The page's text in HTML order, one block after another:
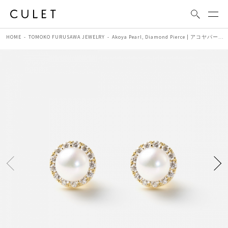
HOME TOMOKO FURUSAWA JEWELRY Akoya Pearl, Diamond Pierce | アコヤパール ダイヤモンド ピアス